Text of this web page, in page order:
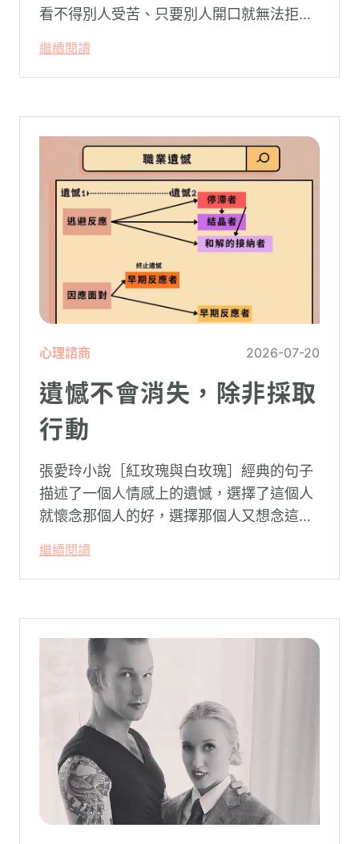
看不得別人受苦、只要別人開口就無法拒
常在夜深人靜時讓你感到莫名的心累與空
虛。
繼續閱讀
心理諮商 2026-07-20
遺憾不會消失，除非採取
行動
張愛玲小說［紅玫瑰與白玫瑰］經典的句子
描述了一個人情感上的遺憾，選擇了這個人
就懷念那個人的好，選擇那個人又想念這個
繼續閱讀